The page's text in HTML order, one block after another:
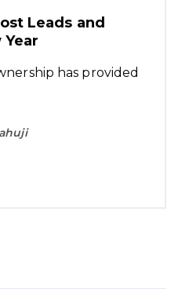
Leads and
has provided